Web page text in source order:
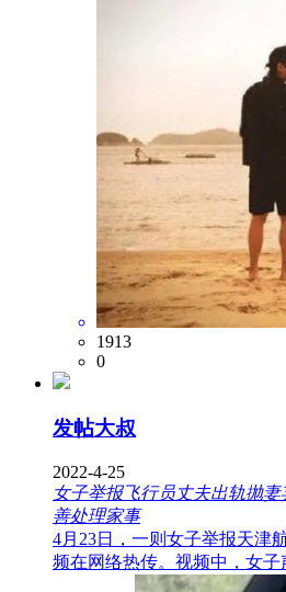
1913
0
发帖大叔
2022-4-25
女子举报飞行员丈夫出轨抛
善处理家事
4月23日，一则女子举报天津
频在网络热传。视频中，女子